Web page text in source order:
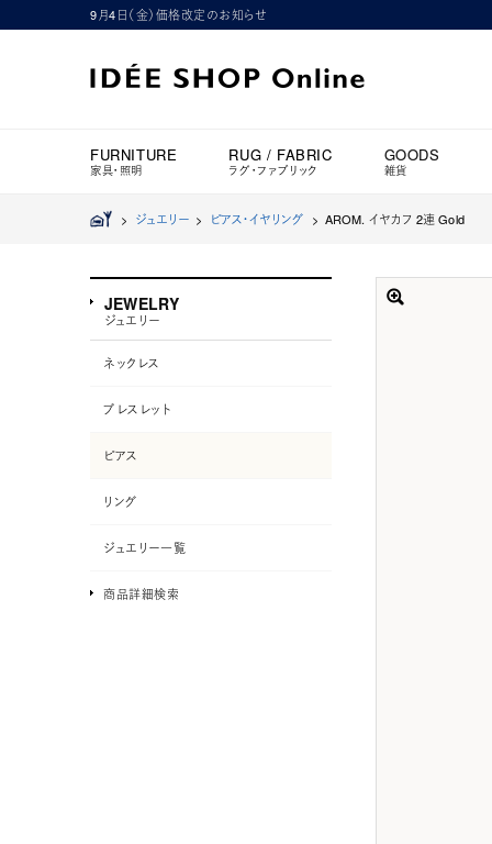
9月4日（金）価格改定のお知らせ
FURNITURE
家具・照明
RUG / FABRIC
ラグ・ファブリック
GOODS
雑貨
> ジュエリー > ピアス・イヤリング > AROM. イヤカフ 2連 Gold
JEWELRY
ジュエリー
ネックレス
ブレスレット
ピアス
リング
ジュエリー一覧
商品詳細検索